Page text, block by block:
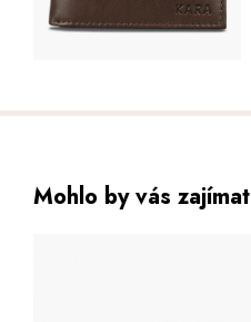
Mohlo by vás zajímat